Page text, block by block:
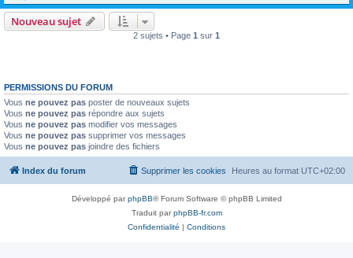
Nouveau sujet
2 sujets • Page 1 sur 1
PERMISSIONS DU FORUM
Vous ne pouvez pas poster de nouveaux sujets
Vous ne pouvez pas répondre aux sujets
Vous ne pouvez pas modifier vos messages
Vous ne pouvez pas supprimer vos messages
Vous ne pouvez pas joindre des fichiers
Index du forum Heures au format UTC+02:00
Supprimer les cookies
Développé parphpBB® Forum Software © phpBB Limited
Traduit parphpBB-fr.com
Confidentialité | Conditions